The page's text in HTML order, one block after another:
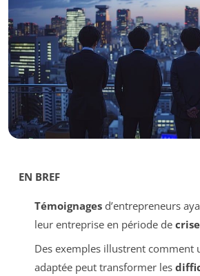
EN BREF
Témoignagesd’entrepreneurs
leur entreprise en période de crise
Des exemples illustrent comment
adaptée peut transformer les